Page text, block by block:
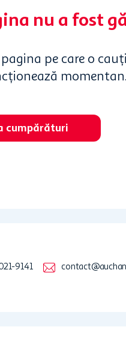
nu a fost
pagina pe care o
momentan.
cumpărături
9141